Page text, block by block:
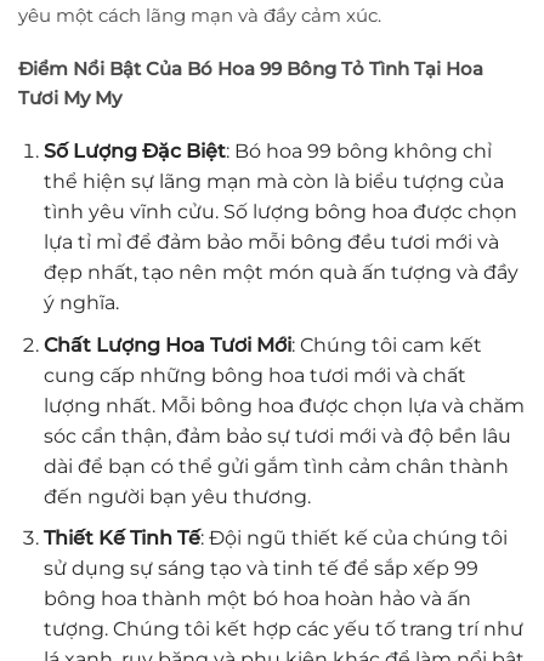
yêu một cách lãng mạn và đầy cảm xúc.
Điểm Nổi Bật Của Bó Hoa 99 Bông Tỏ Tình Tại Hoa
Tươi My My
Số Lượng Đặc Biệt: Bó hoa 99 bông không chỉ
thể hiện sự lãng mạn mà còn là biểu tượng của
tình yêu vĩnh cửu. Số lượng bông hoa được chọn
lựa tỉ mỉ để đảm bảo mỗi bông đều tươi mới và
đẹp nhất, tạo nên một món quà ấn tượng và đầy
ý nghĩa.
Chất Lượng Hoa Tươi Mới: Chúng tôi cam kết
cung cấp những bông hoa tươi mới và chất
lượng nhất. Mỗi bông hoa được chọn lựa và chăm
sóc cẩn thận, đảm bảo sự tươi mới và độ bền lâu
dài để bạn có thể gửi gắm tình cảm chân thành
đến người bạn yêu thương.
Thiết Kế Tinh Tế: Đội ngũ thiết kế của chúng tôi
sử dụng sự sáng tạo và tinh tế để sắp xếp 99
bông hoa thành một bó hoa hoàn hảo và ấn
tượng. Chúng tôi kết hợp các yếu tố trang trí như